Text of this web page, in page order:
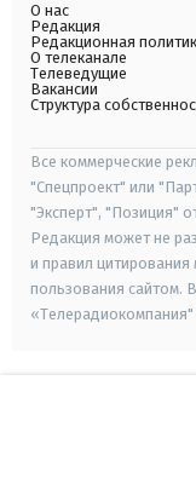
О нас
Редакция
Редакционная
О телеканале
Телеведущие
Вакансии
Структура
Все коммерческие
"Спецпроект" или
"Эксперт", "Позиция"
Редакция может не
и правил
пользования сайтом.